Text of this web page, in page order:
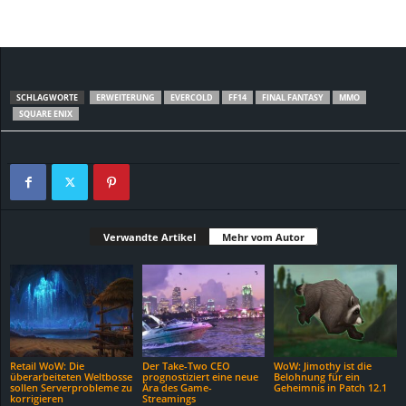
SCHLAGWORTE ERWEITERUNG EVERCOLD FF14 FINAL FANTASY
MMO
SQUARE ENIX
Verwandte Artikel Mehr vom Autor
Retail WoW: Die
überarbeiteten Weltbosse
sollen Serverprobleme zu
korrigieren
Der Take-Two CEO
prognostiziert eine neue
Ära des Game-
Streamings
WoW: Jimothy ist die
Belohnung für ein
Geheimnis in Patch 12.1